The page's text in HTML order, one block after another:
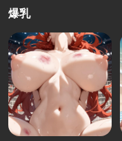
爆乳